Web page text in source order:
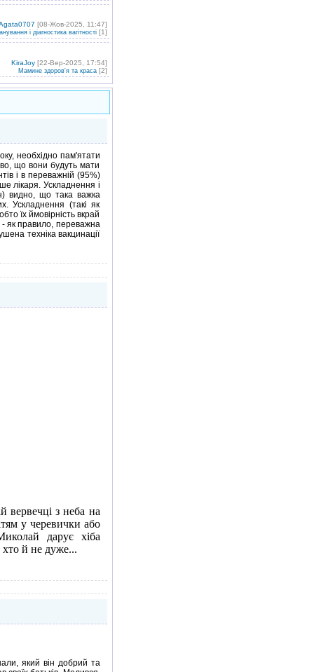
[08-Жов-2025, 11:47]
і діагностика вагітності[1]
KiraJoy[22-Вер-2025, 17:54]
Мамине здоров'я та краса[2]
необхідно пам'ятати
що вони будуть мати
і в переважній (95%)
лікаря. Ускладнення і
видно, що така важка
Ускладнення (такі як
їх ймовірність вкрай
- як правило, переважна
техніка вакцинації
вервечці з неба на
у черевички або
дарує хіба
хто й не дуже...
який він добрий та